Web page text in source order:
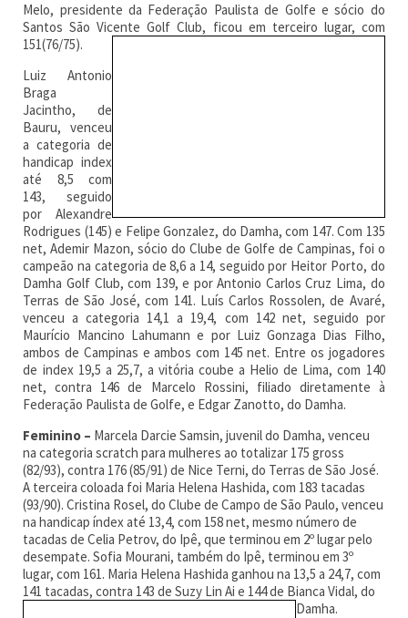
Melo, presidente da Federação Paulista de Golfe e sócio do
Santos São Vicente Golf Club, ficou em terceiro lugar, com
151(76/75).
Luiz Antonio
Braga
Jacintho, de
Bauru, venceu
a categoria de
handicap index
até 8,5 com
143, seguido
por Alexandre
Rodrigues (145) e Felipe Gonzalez, do Damha, com 147. Com 135
net, Ademir Mazon, sócio do Clube de Golfe de Campinas, foi o
campeão na categoria de 8,6 a 14, seguido por Heitor Porto, do
Damha Golf Club, com 139, e por Antonio Carlos Cruz Lima, do
Terras de São José, com 141. Luís Carlos Rossolen, de Avaré,
venceu a categoria 14,1 a 19,4, com 142 net, seguido por
Maurício Mancino Lahumann e por Luiz Gonzaga Dias Filho,
ambos de Campinas e ambos com 145 net. Entre os jogadores
de index 19,5 a 25,7, a vitória coube a Helio de Lima, com 140
net, contra 146 de Marcelo Rossini, filiado diretamente à
Federação Paulista de Golfe, e Edgar Zanotto, do Damha.
Feminino – Marcela Darcie Samsin, juvenil do Damha, venceu
na categoria scratch para mulheres ao totalizar 175 gross
(82/93), contra 176 (85/91) de Nice Terni, do Terras de São José.
A terceira coloada foi Maria Helena Hashida, com 183 tacadas
(93/90). Cristina Rosel, do Clube de Campo de São Paulo, venceu
na handicap índex até 13,4, com 158 net, mesmo número de
tacadas de Celia Petrov, do Ipê, que terminou em 2º lugar pelo
desempate. Sofia Mourani, também do Ipê, terminou em 3º
lugar, com 161. Maria Helena Hashida ganhou na 13,5 a 24,7, com
141 tacadas, contra 143 de Suzy Lin Ai e 144 de Bianca Vidal, do
Damha.